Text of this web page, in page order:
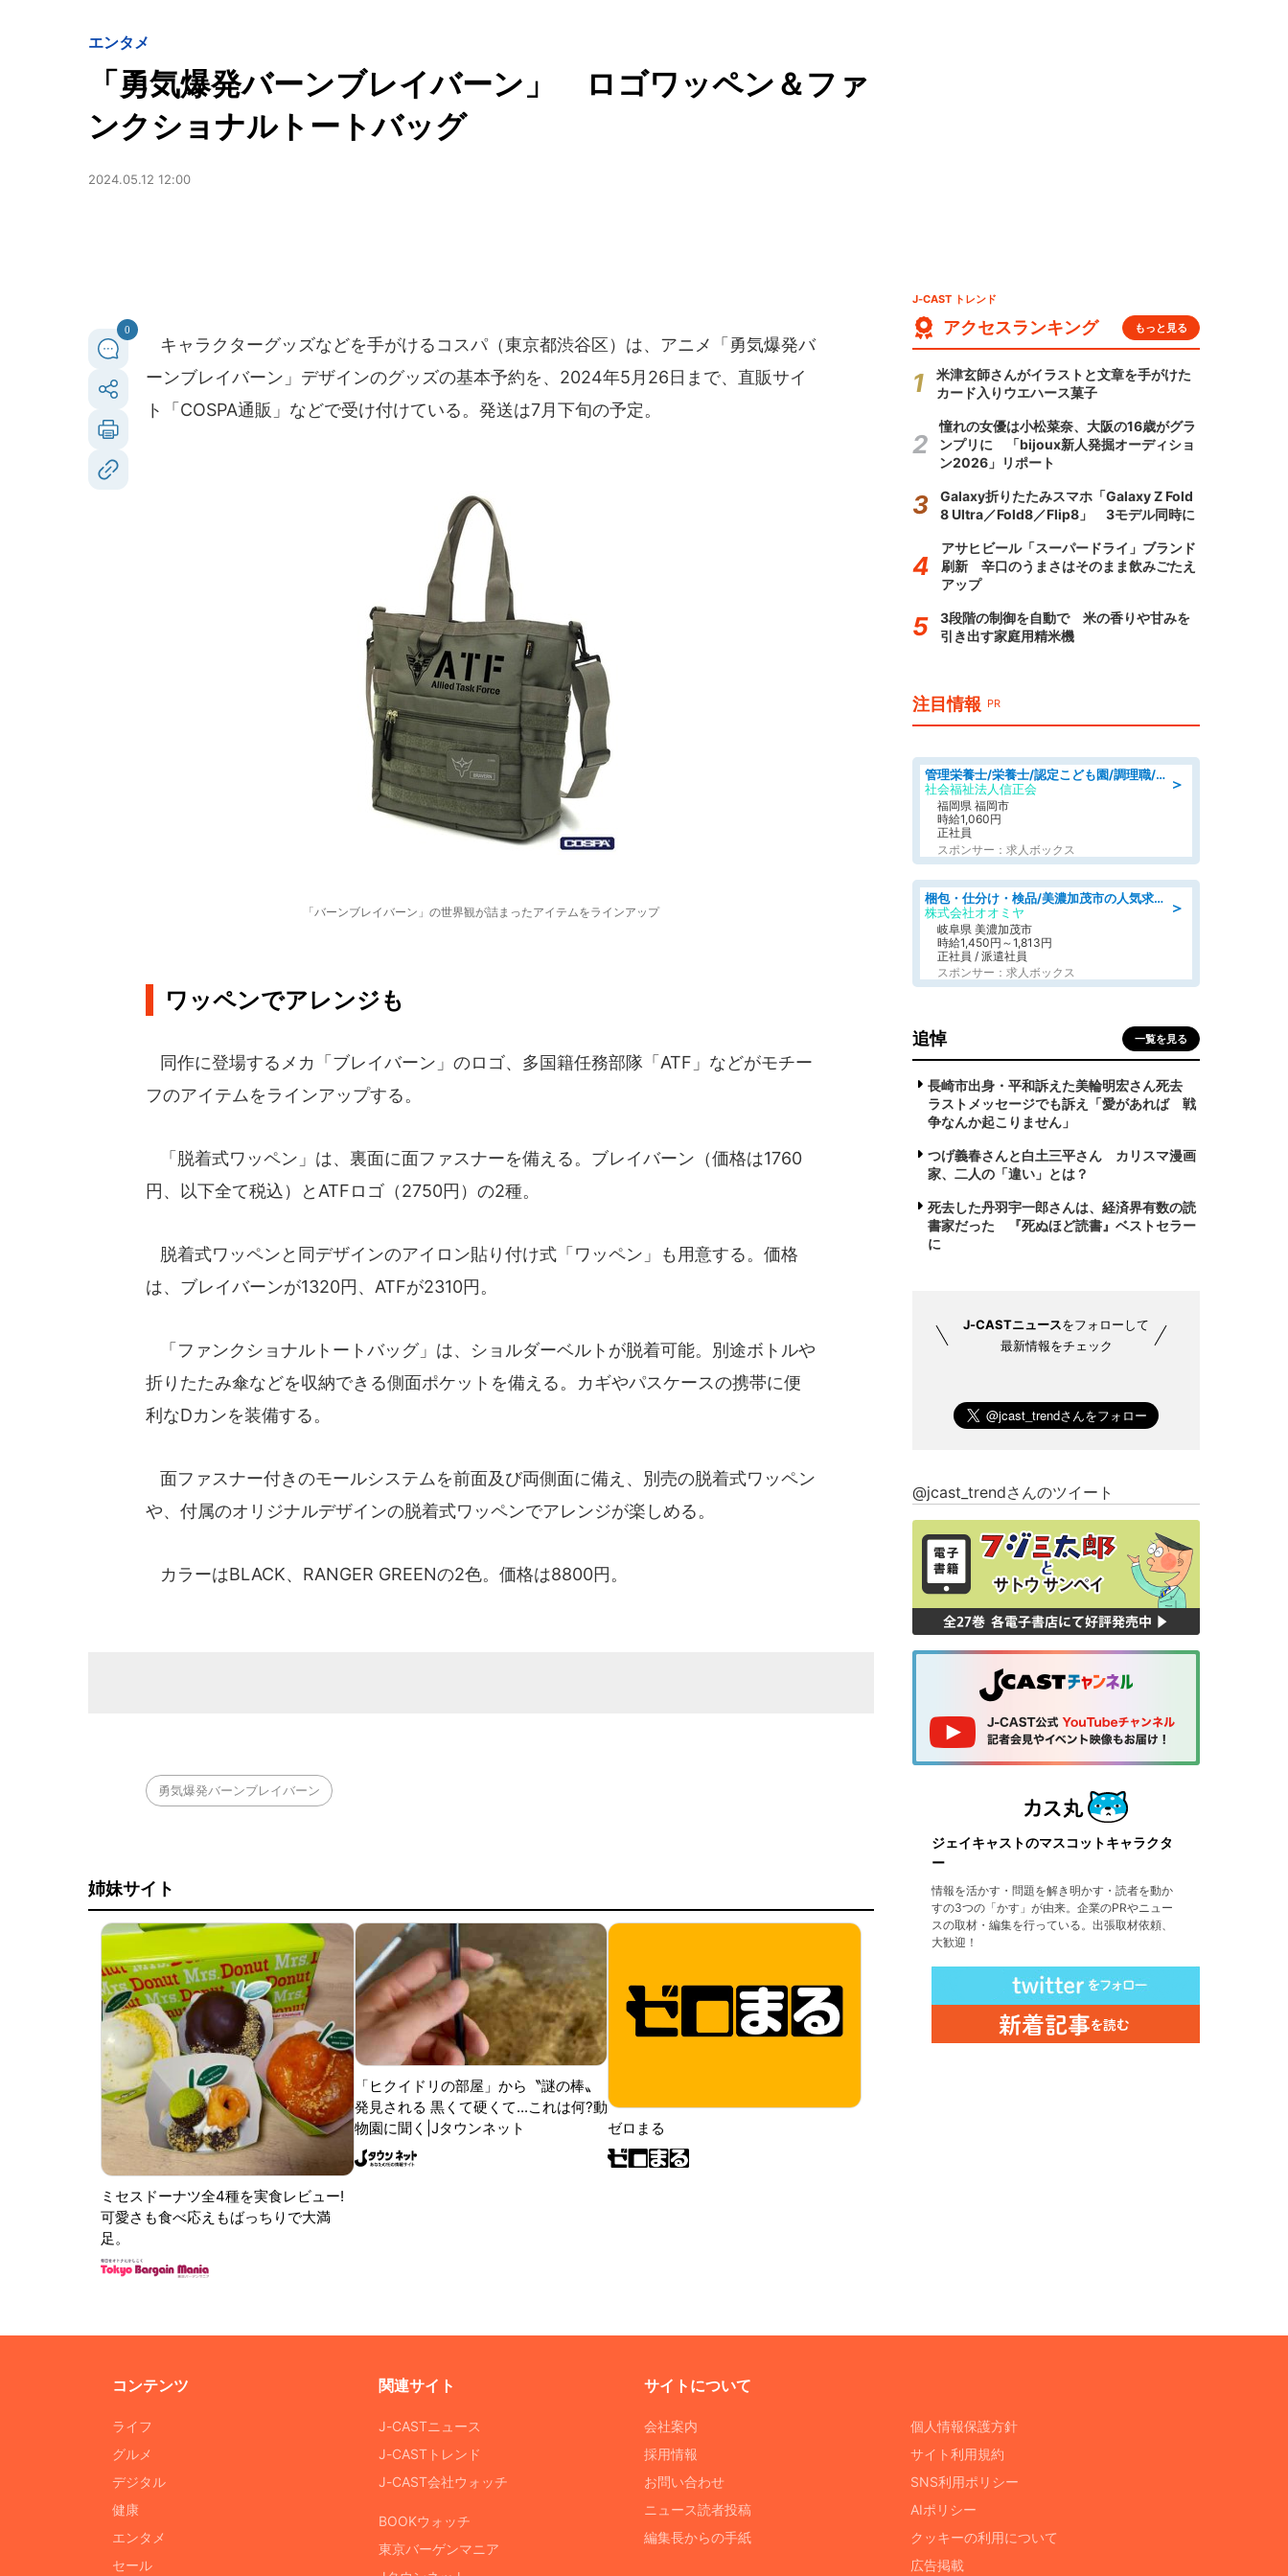
エンタメ
「勇気爆発バーンブレイバーン」 ロゴワッペン＆ファ
ンクショナルトートバッグ
2024.05.12 12:00
0
キャラクターグッズなどを手がけるコスパ（東京都渋谷区）は、アニメ「勇気爆発バ
ーンブレイバーン」デザインのグッズの基本予約を、2024年5月26日まで、直販サイ
ト「COSPA通販」などで受け付けている。発送は7月下旬の予定。
「バーンブレイバーン」の世界観が詰まったアイテムをラインアップ
ワッペンでアレンジも
同作に登場するメカ「ブレイバーン」のロゴ、多国籍任務部隊「ATF」などがモチー
フのアイテムをラインアップする。
「脱着式ワッペン」は、裏面に面ファスナーを備える。ブレイバーン（価格は1760
円、以下全て税込）とATFロゴ（2750円）の2種。
脱着式ワッペンと同デザインのアイロン貼り付け式「ワッペン」も用意する。価格
は、ブレイバーンが1320円、ATFが2310円。
「ファンクショナルトートバッグ」は、ショルダーベルトが脱着可能。別途ボトルや
折りたたみ傘などを収納できる側面ポケットを備える。カギやパスケースの携帯に便
利なDカンを装備する。
面ファスナー付きのモールシステムを前面及び両側面に備え、別売の脱着式ワッペン
や、付属のオリジナルデザインの脱着式ワッペンでアレンジが楽しめる。
カラーはBLACK、RANGER GREENの2色。価格は8800円。
勇気爆発バーンブレイバーン
姉妹サイト
ミセスドーナツ全4種を実食レビュー!
可愛さも食べ応えもばっちりで大満
足。
「ヒクイドリの部屋」から〝謎の棒〟
発見される 黒くて硬くて...これは何?動
物園に聞く|Jタウンネット
ゼロまる
J-CAST トレンド
アクセスランキング もっと見る
米津玄師さんがイラストと文章を手がけた
カード入りウエハース菓子
憧れの女優は小松菜奈、大阪の16歳がグラ
ンプリに 「bijoux新人発掘オーディショ
ン2026」リポート
Galaxy折りたたみスマホ「Galaxy Z Fold
8 Ultra／Fold8／Flip8」 3モデル同時に
アサヒビール「スーパードライ」ブランド
刷新 辛口のうまさはそのまま飲みごたえ
アップ
3段階の制御を自動で 米の香りや甘みを
引き出す家庭用精米機
注目情報 PR
＞
管理栄養士/栄養士/認定こども園/調理職/認定こども園/週3日～相談可能
社会福祉法人信正会
福岡県 福岡市
時給1,060円
正社員
スポンサー：求人ボックス
＞
梱包・仕分け・検品/美濃加茂市の人気求人仕分け/高時給/長期休暇充実
株式会社オオミヤ
岐阜県 美濃加茂市
時給1,450円～1,813円
正社員 / 派遣社員
スポンサー：求人ボックス
追悼 一覧を見る
長崎市出身・平和訴えた美輪明宏さん死去
ラストメッセージでも訴え「愛があれば 戦
争なんか起こりません」
つげ義春さんと白土三平さん カリスマ漫画
家、二人の「違い」とは？
死去した丹羽宇一郎さんは、経済界有数の読
書家だった 『死ぬほど読書』ベストセラー
に
J-CASTニュースをフォローして
最新情報をチェック
@jcast_trendさんのツイート
ジェイキャストのマスコットキャラクタ
ー
情報を活かす・問題を解き明かす・読者を動か
すの3つの「かす」が由来。企業のPRやニュー
スの取材・編集を行っている。出張取材依頼、
大歓迎！
コンテンツ
ライフ
グルメ
デジタル
健康
エンタメ
セール
関連サイト
J-CASTニュース
J-CASTトレンド
J-CAST会社ウォッチ
BOOKウォッチ
東京バーゲンマニア
サイトについて
会社案内
採用情報
お問い合わせ
ニュース読者投稿
編集長からの手紙
個人情報保護方針
サイト利用規約
SNS利用ポリシー
AIポリシー
クッキーの利用について
広告掲載